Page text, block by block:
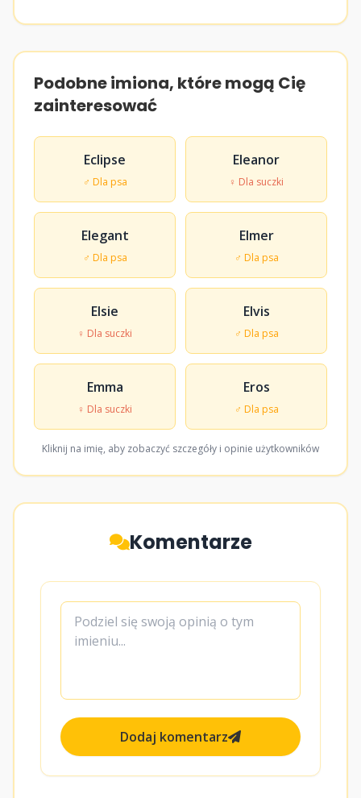
Podobne imiona, które mogą Cię
zainteresować
Eclipse
♂ Dla psa
Eleanor
♀ Dla suczki
Elegant
♂ Dla psa
Elmer
♂ Dla psa
Elsie
♀ Dla suczki
Elvis
♂ Dla psa
Emma
♀ Dla suczki
Eros
♂ Dla psa
Kliknij na imię, aby zobaczyć szczegóły i opinie użytkowników
Komentarze
Dodaj komentarz